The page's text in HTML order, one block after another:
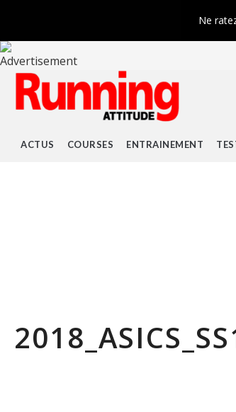
ACTUS COURSES ENTRAINEMENT
Ne